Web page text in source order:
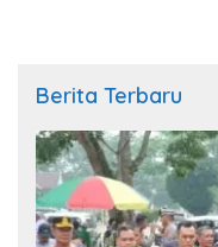
Berita Terbaru